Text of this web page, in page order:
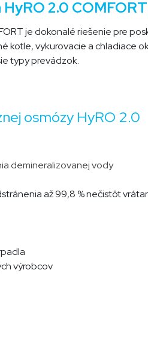
2.0 COMFORT
je dokonalé riešenie pre
kotle, vykurovacie a chladiace
typy prevádzok.
osmózy HyRO 2.0
demineralizovanej vody
až 99,8 % nečistôt
výrobcov